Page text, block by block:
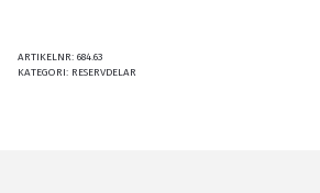
ARTIKELNR: 684.63
KATEGORI: RESERVDELAR